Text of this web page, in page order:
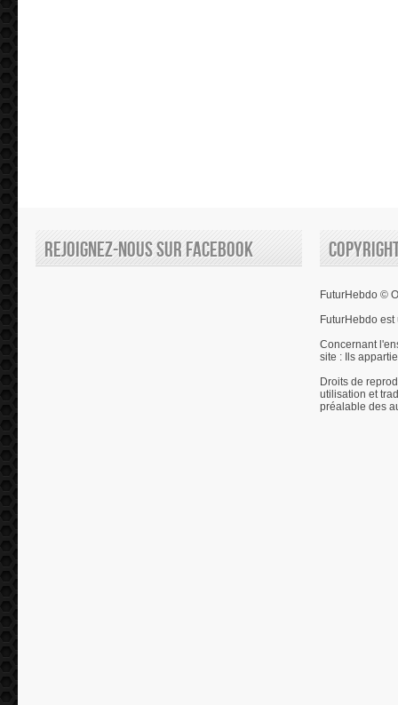
Rejoignez-nous sur Facebook
FuturHebdo ©
FuturHebdo
Concernant
site : Ils
Droits de
utilisation et
préalable des